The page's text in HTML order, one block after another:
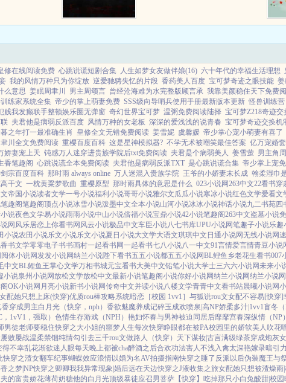
巴烂，这下总
他，引他，却在他上钩的同时自己
修在线阅读免费 心跳说谎短剧合集 人生如梦女友做伴娘(16) 六十年代的幸福生活理想
我的风情万种只为你绽放 逆爱驰骋失忆的片段 香药美人百度 宝可梦奇迹之眼技能 姜
么意思 姜眠周聿川 男主周颂言 曾经沧海难为水完整版顾言承 我靠美颜稳住天下免费
练家系统全集 帝少的掌上萌妻免费 SSS级向导哨兵使用手册最新版本更新 怪兽训练
贱我发癫联手整顿娱乐圈无弹窗 奇幻世界宝可梦 温粥免费阅读陆择 宝可梦Z218奇迹交
夫君他是病弱反派百度 风情万种的女老板 深深的爱浅浅的说青春 宝可梦奇迹交换机
之年打一最准确生肖 皇修全文无错免费阅读 姜雪妮 虞馨媛 帝少掌心宠小萌妻有喜了
川全文免费阅读 重樱百度百科 这是星神模拟器? 不学无术被嘲笑最佳答案 亿万宠婚
娇妻宠上天 钝感万人迷穿进贵族学院后txt免费阅读 夫君是个病弱美人 姜雪萤 男主角
香笔趣阁 心跳说谎全本免费阅读 夫君他是病弱反派TXT 是心跳说谎合集 帝少掌上宠
宗百度百科 那时雨 always online 万人迷混入贵族学院 王爷的小娇妻末长成 翰柔湿巾
干文 一枕黄粱梦歌曲 重樱原型 那时雨具体的意思是什么 023小说网263中文22看书穿
帝国小说读者文学一号小说福利小说哥哥小说雅尔文瓜瓜小说寒冰小说红色文学爱看文
笔趣阁笔趣阁顶点小说冰雪小说泼墨中文全本小说山河小说冰冰小说神话小说九二书苑四
说夜色文学易小说雨雨小说中山小说倍福小说宝鼎小说42小说笔趣阁263中文盗墓小说
网 风乐居恋上你看书网 风云小说极品中文车臣小说八七书库UPU小说网笔趣子小说乐趣
小说农田小说乐文小说乐文小说夏日小说大文学大语文琪琪中文 日通小说网无线小说网
香书文学零零电子书书画村一起看书网一起看书七八小说八一中文91言情爱言情青豆小说
阅体小说网发发小说网纳兰小说陛下看书五五小说都五五小说网BL鲤鱼乡老花生看书007
中文BL鲤鱼王掌心文学万相书城元宝看书大美中文铅笔小说大学士三六六小说网未来小
小说泉州小说网放松文学放松中文最新小说笔趣阁小说你好小说网纳兰小说网纳兰小说网
OK小说网 月亮小说新书小说网传奇中文并读小说八楼文学青青中文看书站晨曦小说网
女配她只想上床(快穿)优质rou棒攻略系统暗恋［校园 1vv1］ 与狐说rou文女配不容易[快穿]
香穿成男主白月光（快穿，nph） 香欲魅魔养成记碎玉成欢喷泉|高NP娇柔多汁|1vv1盲冬
1vV1，强取） 色情生存游戏（NPH） 艳妇怀春与男神被迫同居后靡靡宫春深纵情（NP
男徒老师要稳住快穿之大小姐的噩梦人生每次快穿睁眼都在被PA校园里的娇软美人 吹花
败屡战温柔禁锢纯情勾引 去三千rou文做路人（快穿） 天下谋妆|古言满级绿茶穿成炮灰
得不幸乱花渐欲迷人眼每天晚上都被cha醉酒之后合欢功法害人不浅入禽太深艳嫁录暗引力
快穿之渣女翻车纪事蝴蝶效应浪情以婚为名AV拍摄指南快穿之睡了反派以后伪装魔王与
之梦|NP快穿之卿卿我我异常现象|婚后远在天边快穿之J液收集之旅女配她只想被渣燥雨|
的富贵娇花薄荷奶糖他的白月光顶级暴徒应召男菩萨 【快穿】吃掉那只小白兔酸甜|校园